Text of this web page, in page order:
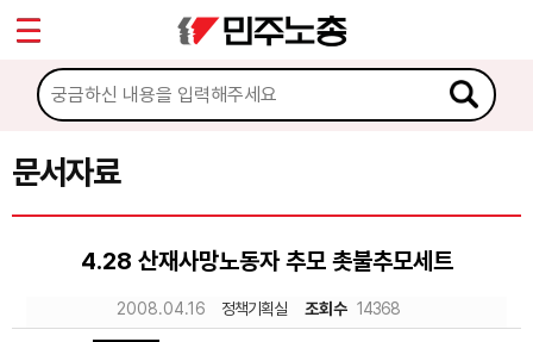
문서자료
4.28 산재사망노동자 추모 촛불추모세트
2008.04.16 정책기획실 조회수 14368
마이페이지
소개
소식
Sketchbook5, 스케치북5
Sketchbook5, 스케치북5